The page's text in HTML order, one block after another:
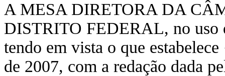
A MESA DIRETORA DA
DISTRITO FEDERAL, no uso
tendo em vista o que
de 2007, com a redação dada